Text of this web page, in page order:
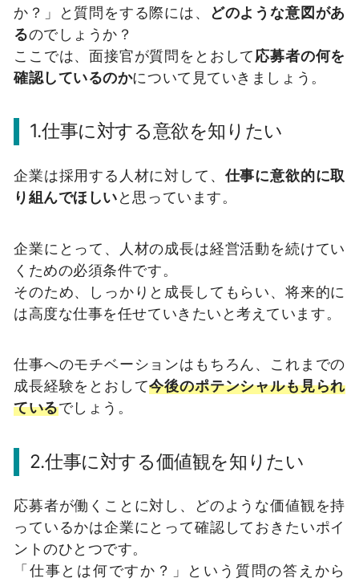
か？」と質問をする際には、
どのような意図があ
るのでしょうか？
ここでは、面接官が質問をとおして応募者の何を
確認しているのかについて見ていきましょう。
1.仕事に対する意欲を知りたい
企業は採用する人材に対して、仕事に意欲的に取
り組んでほしいと思っています。
企業にとって、人材の成長は経営活動を続けてい
くための必須条件です。
そのため、しっかりと成長してもらい、将来的に
は高度な仕事を任せていきたいと考えています。
仕事へのモチベーションはもちろん、これまでの
成長経験をとおして今後のポテンシャルも見られ
ているでしょう。
2.仕事に対する価値観を知りたい
応募者が働くことに対し、どのような価値観を持
っているかは企業にとって確認しておきたいポイ
ントのひとつです。
「仕事とは何ですか？」という質問の答えから